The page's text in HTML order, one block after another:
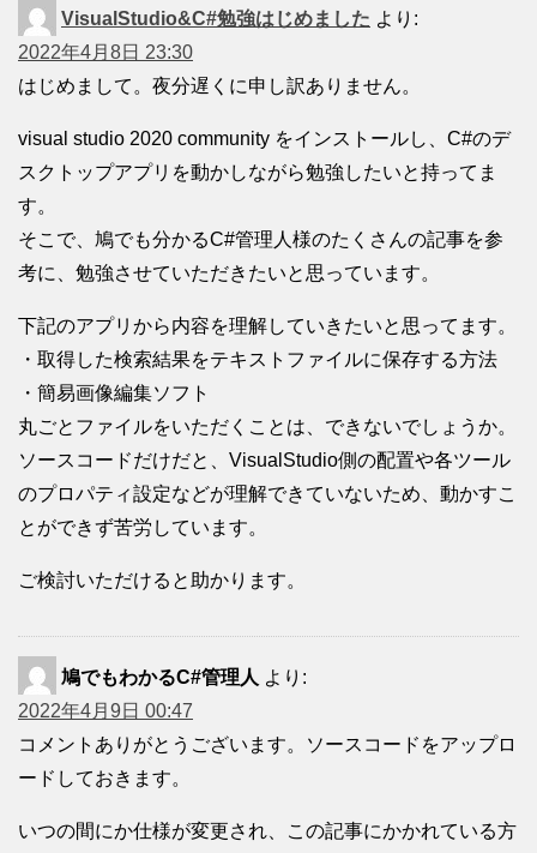
VisualStudio&C#勉強はじめました より:
2022年4月8日 23:30
はじめまして。夜分遅くに申し訳ありません。
visual studio 2020 community をインストールし、C#のデ
スクトップアプリを動かしながら勉強したいと持ってま
す。
そこで、鳩でも分かるC#管理人様のたくさんの記事を参
考に、勉強させていただきたいと思っています。
下記のアプリから内容を理解していきたいと思ってます。
・取得した検索結果をテキストファイルに保存する方法
・簡易画像編集ソフト
丸ごとファイルをいただくことは、できないでしょうか。
ソースコードだけだと、VisualStudio側の配置や各ツール
のプロパティ設定などが理解できていないため、動かすこ
とができず苦労しています。
ご検討いただけると助かります。
鳩でもわかるC#管理人 より:
2022年4月9日 00:47
コメントありがとうございます。ソースコードをアップロ
ードしておきます。
いつの間にか仕様が変更され、この記事にかかれている方